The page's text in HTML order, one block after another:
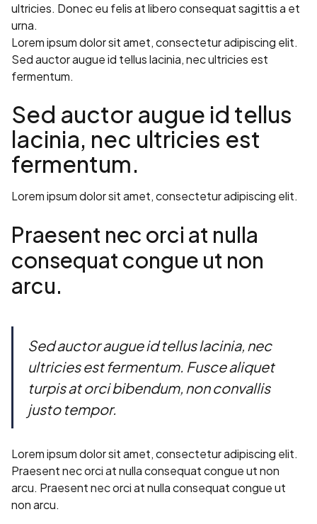
ultricies. Donec eu felis at libero consequat sagittis a et
urna.
Lorem ipsum dolor sit amet, consectetur adipiscing elit.
Sed auctor augue id tellus lacinia, nec ultricies est
fermentum.
Sed auctor augue id tellus
lacinia, nec ultricies est
fermentum.
Lorem ipsum dolor sit amet, consectetur adipiscing elit.
Praesent nec orci at nulla
consequat congue ut non
arcu.
Sed auctor augue id tellus lacinia, nec
ultricies est fermentum. Fusce aliquet
turpis at orci bibendum, non convallis
justo tempor.
Lorem ipsum dolor sit amet, consectetur adipiscing elit.
Praesent nec orci at nulla consequat congue ut non
arcu. Praesent nec orci at nulla consequat congue ut
non arcu.